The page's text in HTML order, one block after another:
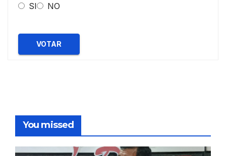
SI NO
VOTAR
You missed